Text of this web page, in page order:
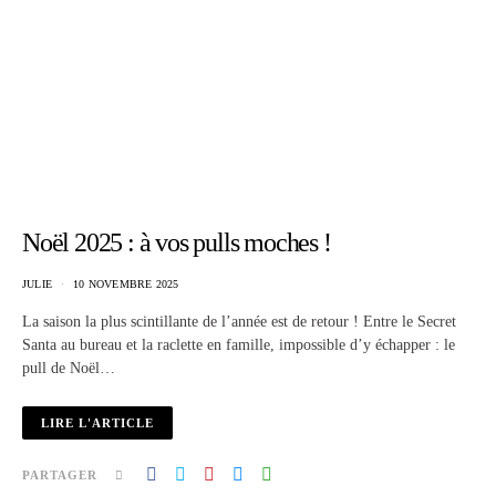
Noël 2025 : à vos pulls moches !
JULIE 10 NOVEMBRE 2025
La saison la plus scintillante de l’année est de retour ! Entre le Secret
Santa au bureau et la raclette en famille, impossible d’y échapper : le
pull de Noël…
LIRE L'ARTICLE
PARTAGER